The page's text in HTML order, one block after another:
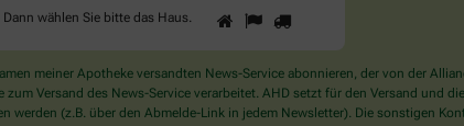
wählen Sie bitte das Haus.
Sie
Mensch?
Dann
wählen
1 2
meiner Apotheke versandten News-Service abonnieren, der von der
zum Versand des News-Service verarbeitet. AHD setzt für den Versand und
werden (z.B. über den Abmelde-Link in jedem Newsletter). Die sonstigen